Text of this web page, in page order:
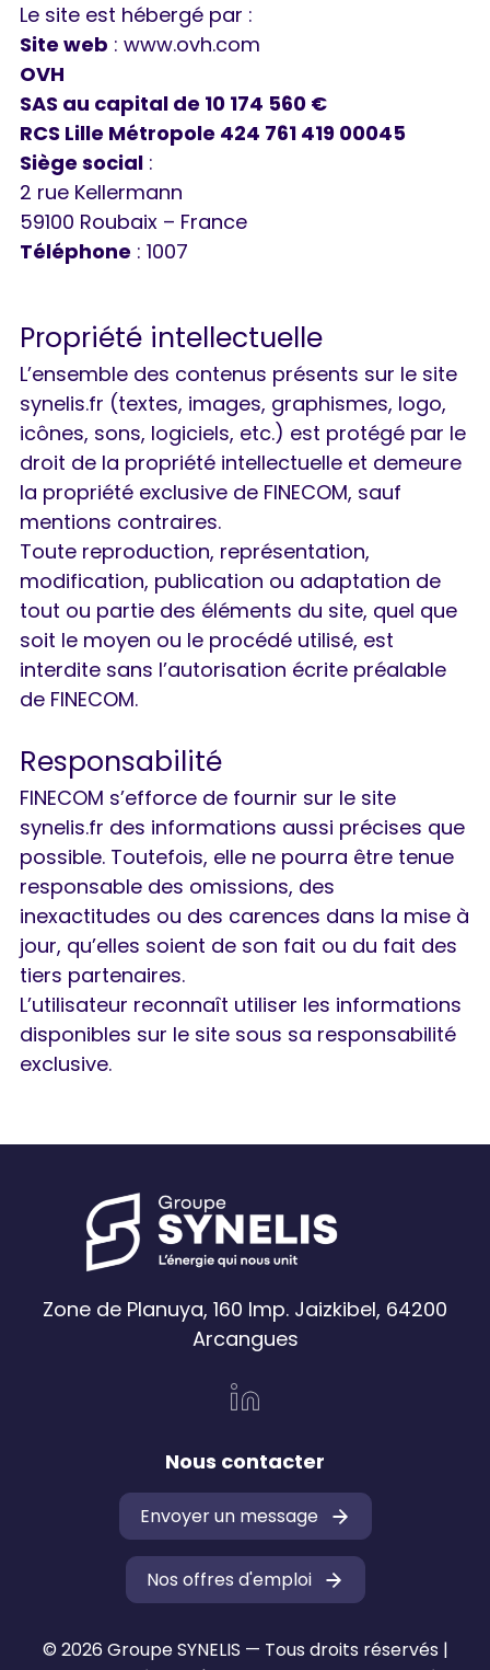
Le site est hébergé par :
Site web : www.ovh.com
OVH
SAS au capital de 10 174 560 €
RCS Lille Métropole 424 761 419 00045
Siège social :
2 rue Kellermann
59100 Roubaix – France
Téléphone : 1007
Propriété intellectuelle
L’ensemble des contenus présents sur le site
synelis.fr (textes, images, graphismes, logo,
icônes, sons, logiciels, etc.) est protégé par le
droit de la propriété intellectuelle et demeure
la propriété exclusive de FINECOM, sauf
mentions contraires.
Toute reproduction, représentation,
modification, publication ou adaptation de
tout ou partie des éléments du site, quel que
soit le moyen ou le procédé utilisé, est
interdite sans l’autorisation écrite préalable
de FINECOM.
Responsabilité
FINECOM s’efforce de fournir sur le site
synelis.fr des informations aussi précises que
possible. Toutefois, elle ne pourra être tenue
responsable des omissions, des
inexactitudes ou des carences dans la mise à
jour, qu’elles soient de son fait ou du fait des
tiers partenaires.
L’utilisateur reconnaît utiliser les informations
disponibles sur le site sous sa responsabilité
exclusive.
Zone de Planuya, 160 Imp. Jaizkibel, 64200
Arcangues
Nous contacter
Envoyer un message
Nos offres d'emploi
© 2026 Groupe SYNELIS — Tous droits réservés |